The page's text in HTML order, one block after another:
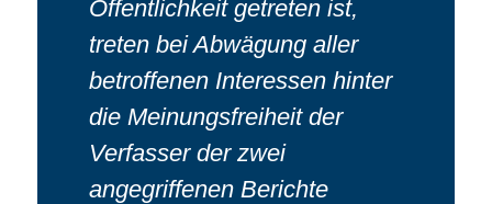
Öffentlichkeit getreten ist,
treten bei Abwägung aller
betroffenen Interessen hinter
die Meinungsfreiheit der
Verfasser der zwei
angegriffenen Berichte